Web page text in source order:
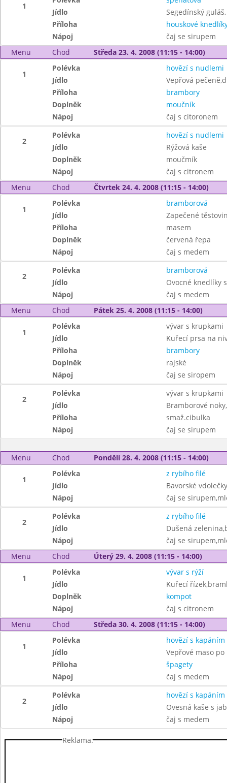
1
Jídlo
Segedínský guláš,
Příloha
houskové
Nápoj
čaj se sirupem
Menu
Chod Středa 23. 4. 2008 (11:15 - 14:00)
1
Polévka
hovězí s nudlemi
Jídlo
Vepřová
Příloha
brambory
Doplněk
moučník
Nápoj
čaj s citoronem
2
Polévka
hovězí s nudlemi
Jídlo
Rýžová kaše
Doplněk
moučmík
Nápoj
čaj s citronem
Menu
Chod Čtvrtek 24. 4. 2008 (11:15 - 14:00)
1
Polévka
bramborová
Jídlo
Zapečené
Příloha
masem
Doplněk
červená řepa
Nápoj
čaj s medem
2
Polévka
bramborová
Jídlo
Ovocné knedlíky
Nápoj
čaj s medem
Menu
Chod Pátek 25. 4. 2008 (11:15 - 14:00)
1
Polévka
vývar s krupkami
Jídlo
Kuřecí prsa na
Příloha
brambory
Doplněk
rajské
Nápoj
čaj se siropem
2
Polévka
vývar s krupkami
Jídlo
Bramborové
Příloha
smaž.cibulka
Nápoj
čaj se sirupem
Menu Chod Pondělí 28. 4. 2008 (11:15 - 14:00)
1
Polévka
z rybího filé
Jídlo
Bavorské
Nápoj
čaj se
2
Polévka
z rybího filé
Jídlo
Dušená
Nápoj
čaj se
Menu
Chod Úterý 29. 4. 2008 (11:15 - 14:00)
1
Polévka
vývar s rýží
Jídlo
Kuřecí
Doplněk
kompot
Nápoj
čaj s citronem
Menu
Chod Středa 30. 4. 2008 (11:15 - 14:00)
1
Polévka
hovězí s kapáním
Jídlo
Vepřové maso po
Příloha
špagety
Nápoj
čaj s medem
2
Polévka
hovězí s kapáním
Jídlo
Ovesná kaše s
Nápoj
čaj s medem
Reklama: